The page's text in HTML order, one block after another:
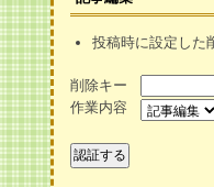
投稿時に設定した
削除キー
作業内容